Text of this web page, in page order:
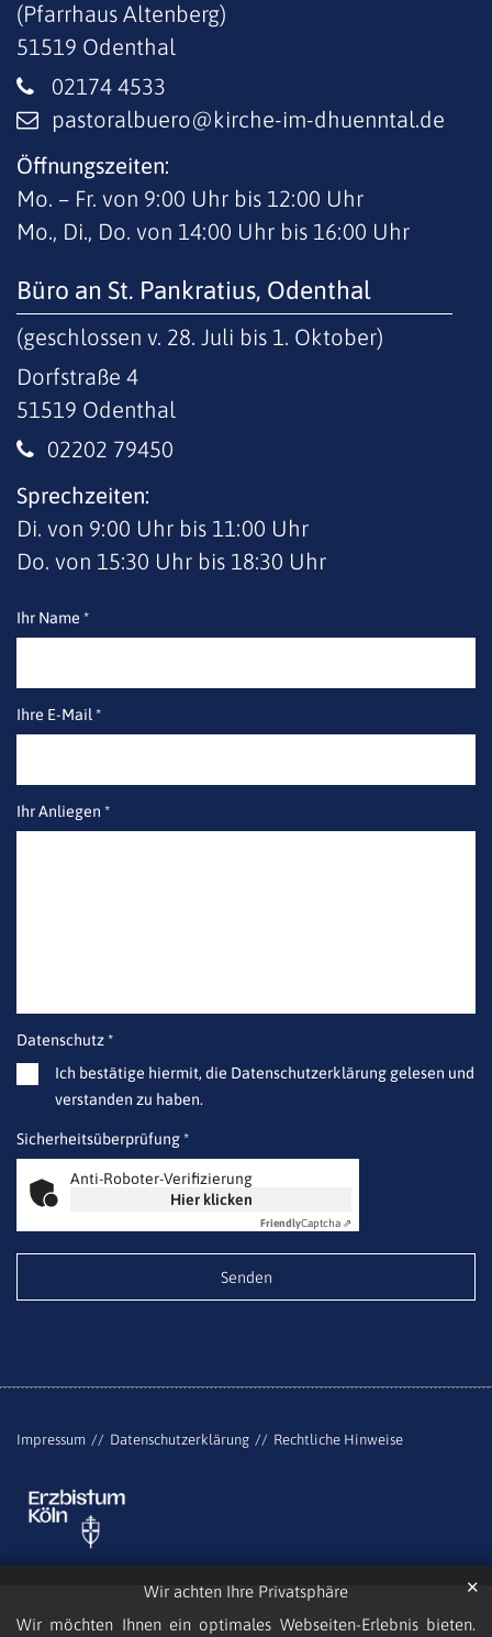
Wir achten Ihre Privatsphäre
Wir möchten Ihnen ein optimales Webseiten-Erlebnis bieten.
✕
(Pfarrhaus Altenberg)
51519 Odenthal
02174 4533
pastoralbuero@kirche-im-dhuenntal.de
Öffnungszeiten:
Mo. – Fr. von 9:00 Uhr bis 12:00 Uhr
Mo., Di., Do. von 14:00 Uhr bis 16:00 Uhr
Büro an St. Pankratius, Odenthal
(geschlossen v. 28. Juli bis 1. Oktober)
Dorfstraße 4
51519 Odenthal
02202 79450
Sprechzeiten:
Di. von 9:00 Uhr bis 11:00 Uhr
Do. von 15:30 Uhr bis 18:30 Uhr
Ihr Name *
Ihre E-Mail *
Ihr Anliegen *
Datenschutz *
Ich bestätige hiermit, die Datenschutzerklärung gelesen und
verstanden zu haben.
Sicherheitsüberprüfung *
Anti-Roboter-Verifizierung
Hier klicken
FriendlyCaptcha ⇗
Impressum Datenschutzerklärung Rechtliche Hinweise